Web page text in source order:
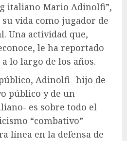
italiano Mario Adinolfi”,
vida como jugador de
Una actividad que,
le ha reportado
lo largo de los años.
Adinolfi -hijo de
público y de un
es sobre todo el
“combativo”
línea en la defensa de